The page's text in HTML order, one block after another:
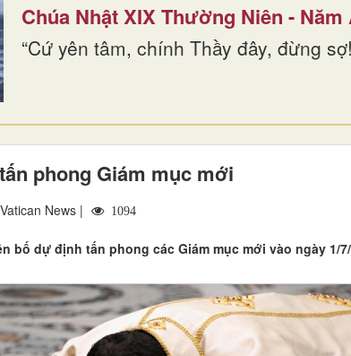
Chúa Nhật XIX Thường Niên - Năm
“Cứ yên tâm, chính Thầy đây, đừng
phong Giám mục mới
Vatican News | 1094
bố dự định tấn phong các Giám mục mới vào ngày 1/